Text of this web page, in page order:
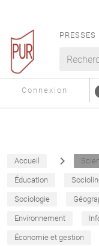
PRESSES
Connexion
Accueil navigate_next
Éducation
Sociologie
Environnement
Économie et gestion